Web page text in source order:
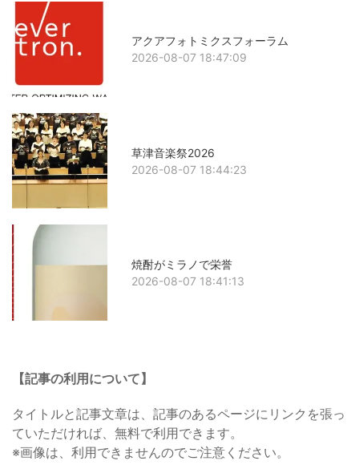
アクアフォトミクスフォーラム
2026-08-07 18:47:09
草津音楽祭2026
2026-08-07 18:44:23
焼酎がミラノで栄誉
2026-08-07 18:41:13
【記事の利用について】
タイトルと記事文章は、記事のあるページにリンクを張っ
ていただければ、無料で利用できます。
※画像は、利用できませんのでご注意ください。